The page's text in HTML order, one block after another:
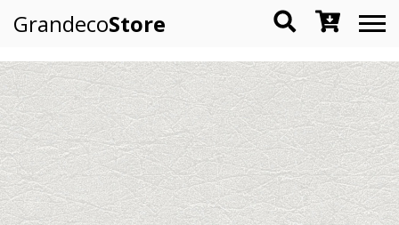
GrandecoStore